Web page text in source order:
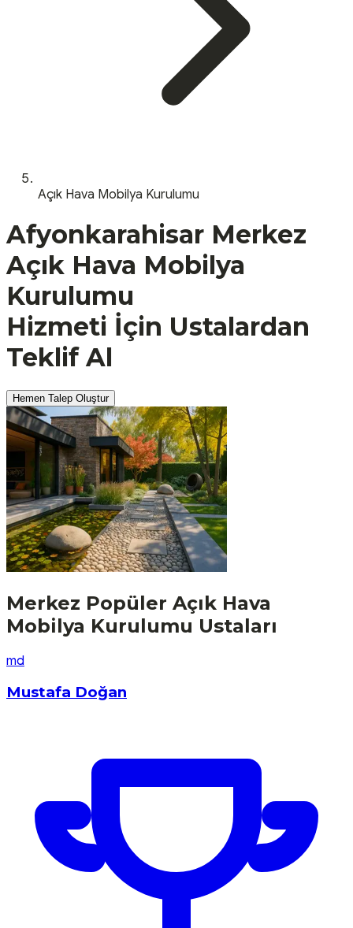
Açık Hava Mobilya Kurulumu
Afyonkarahisar Merkez
Açık Hava Mobilya
Kurulumu
Hizmeti İçin Ustalardan
Teklif Al
Hemen Talep Oluştur
Merkez Popüler Açık Hava
Mobilya Kurulumu Ustaları
md
Mustafa Doğan